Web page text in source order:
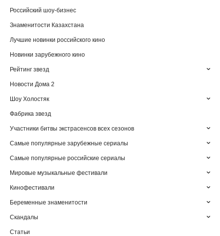
Российский шоу-бизнес
Знаменитости Казахстана
Лучшие новинки российского кино
Новинки зарубежного кино
Рейтинг звезд
Новости Дома 2
Шоу Холостяк
Фабрика звезд
Участники битвы экстрасенсов всех сезонов
Самые популярные зарубежные сериалы
Самые популярные российские сериалы
Мировые музыкальные фестивали
Кинофестивали
Беременные знаменитости
Скандалы
Статьи